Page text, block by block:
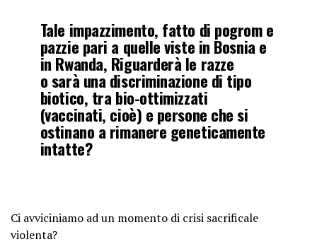
Tale impazzimento, fatto di pogrom e
pazzie pari a quelle viste in Bosnia e
in Rwanda, Riguarderà le razze
o sarà una discriminazione di tipo
biotico, tra bio-ottimizzati
(vaccinati, cioè) e persone che si
ostinano a rimanere geneticamente
intatte?
Ci avviciniamo ad un momento di crisi sacrificale
violenta?